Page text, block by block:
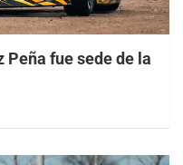
Peña fue sede de la